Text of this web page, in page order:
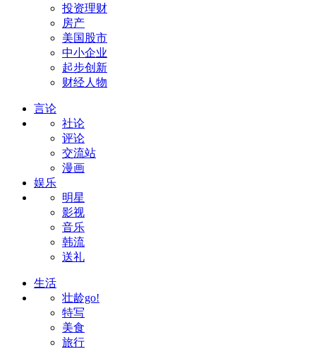
投资理财
房产
美国股市
中小企业
起步创新
财经人物
言论
社论
评论
交流站
漫画
娱乐
明星
影视
音乐
韩流
送礼
生活
壮龄go!
特写
美食
旅行